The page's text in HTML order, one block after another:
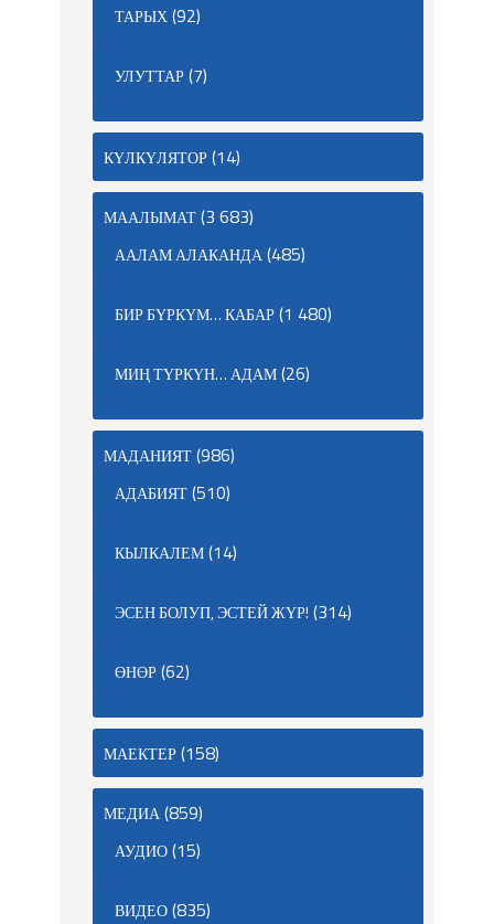
ТАРЫХ(92)
УЛУТТАР(7)
КҮЛКҮЛЯТОР(14)
МААЛЫМАТ(3 683)
ААЛАМ АЛАКАНДА(485)
БИР БҮРКҮМ… КАБАР(1 480)
МИҢ ТҮРКҮН… АДАМ(26)
МАДАНИЯТ(986)
АДАБИЯТ(510)
КЫЛКАЛЕМ(14)
ЭСЕН БОЛУП, ЭСТЕЙ ЖҮР! (314)
ӨНӨР(62)
МАЕКТЕР(158)
МЕДИА(859)
АУДИО(15)
ВИДЕО(835)